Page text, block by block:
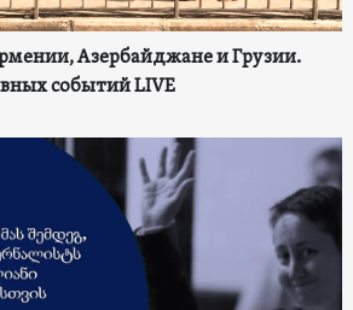
Азербайджане и Грузии.
событий LIVE